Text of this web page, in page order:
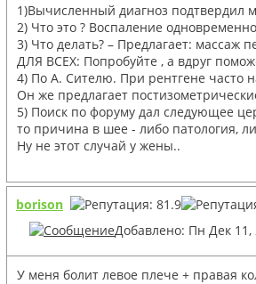
1)Вычисленный диагноз подтвердил
2) Что это ? Воспаление
3) Что делать? – Предлагает: массаж
ДЛЯ ВСЕХ: Попробуйте , а вдруг
4) По А. Сителю. При рентгене часто
Он же предлагает
5) Поиск по форуму дал следующее
то причина в шее - либо патология,
Ну не этот случай у жены..
borison
Добавлено: Пн Дек 11,
У меня болит левое плече + правая